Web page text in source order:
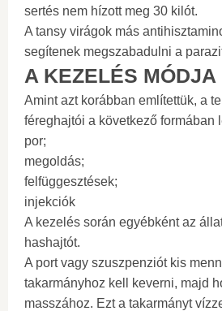
sertés nem hízott meg 30 kilót.
A tansy virágok más
segítenek megszabadulni a
A KEZELÉS MÓDJA
Amint azt korábban említettük, a
féreghajtói a következő formában
por;
megoldás;
felfüggesztések;
injekciók
A kezelés során egyébként az
hashajtót.
A port vagy szuszpenziót kis
takarmányhoz kell keverni, majd
masszához. Ezt a takarmányt